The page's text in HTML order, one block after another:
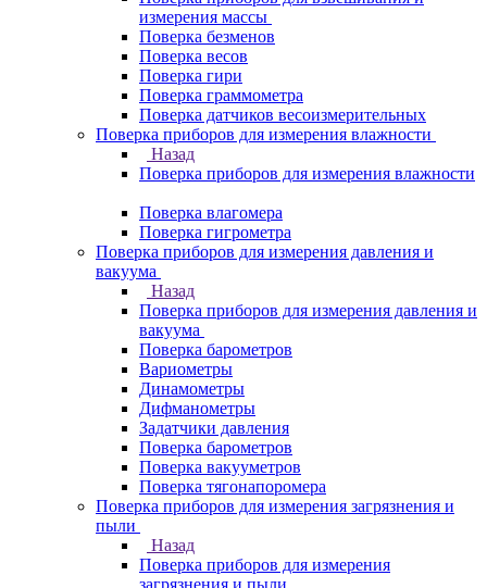
измерения массы
Поверка безменов
Поверка весов
Поверка гири
Поверка граммометра
Поверка датчиков весоизмерительных
Поверка приборов для измерения влажности
Назад
Поверка приборов для измерения влажности
Поверка влагомера
Поверка гигрометра
Поверка приборов для измерения давления и
вакуума
Назад
Поверка приборов для измерения давления и
вакуума
Поверка барометров
Вариометры
Динамометры
Дифманометры
Задатчики давления
Поверка барометров
Поверка вакууметров
Поверка тягонапоромера
Поверка приборов для измерения загрязнения и
пыли
Назад
Поверка приборов для измерения
загрязнения и пыли